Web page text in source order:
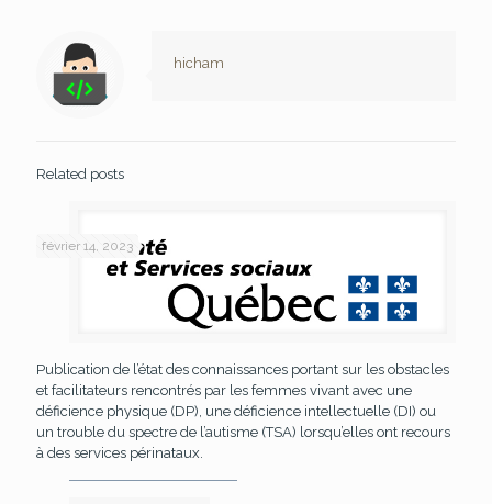
hicham
Related posts
février 14, 2023
Publication de l’état des connaissances portant sur les obstacles
et facilitateurs rencontrés par les femmes vivant avec une
déficience physique (DP), une déficience intellectuelle (DI) ou
un trouble du spectre de l’autisme (TSA) lorsqu’elles ont recours
à des services périnataux.